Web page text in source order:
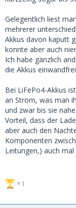
Gelegentlich liest
mehrerer
Akkus davon kaputt
konnte aber auch
Ich habe gänzlich
die Akkus
Bei LiFePo4-Akkus
an Strom, was man
und zwar bis sie
Vorteil, dass der
aber auch den
Komponenten
Leitungen,) auch
1